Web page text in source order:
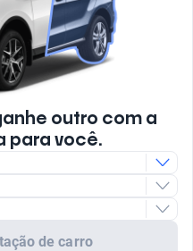
outro com a
para você.
de carro